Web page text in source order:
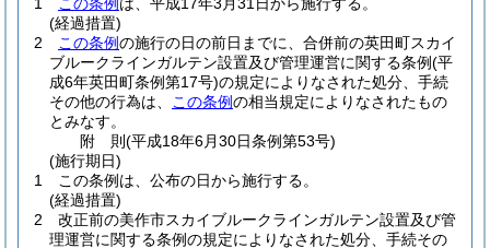
(経過措置)
2
この条例の施行の日の前日までに、合併前の英田町スカイ
ブルークラインガルテン設置及び管理運営に関する条例(平
成6年英田町条例第17号)の規定によりなされた処分、手続
その他の行為は、
この条例の相当規定によりなされたもの
とみなす。
附 則(平成18年6月30日条例第53号)
(施行期日)
1
この条例は、公布の日から施行する。
(経過措置)
2
改正前の美作市スカイブルークラインガルテン設置及び管
理運営に関する条例の規定によりなされた処分、手続その